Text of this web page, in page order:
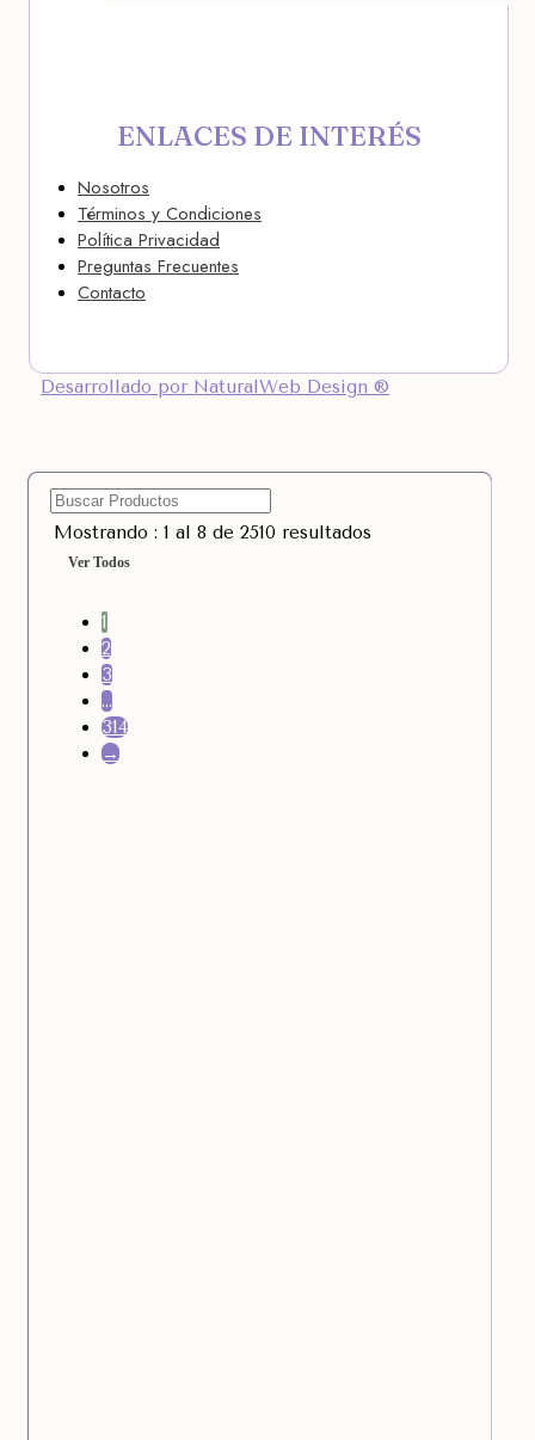
ENLACES DE INTERÉS
Nosotros
Términos y Condiciones
Política Privacidad
Preguntas Frecuentes
Contacto
Desarrollado por NaturalWeb Design ®
Mostrando : 1 al 8 de 2510 resultados
Ver Todos
1
2
3
…
314
→